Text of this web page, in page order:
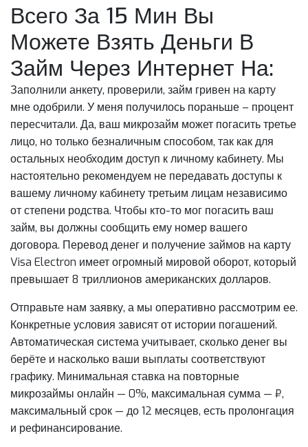
Всего За 15 Мин Вы
Можете Взять Деньги В
Займ Через Интернет На:
Заполнили анкету, проверили, займ гривен на карту
мне одобрили. У меня получилось пораньше – процент
пересчитали. Да, ваш микрозайм может погасить третье
лицо, но только безналичным способом, так как для
остальных необходим доступ к личному кабинету. Мы
настоятельно рекомендуем не передавать доступы к
вашему личному кабинету третьим лицам независимо
от степени родства. Чтобы кто-то мог погасить ваш
займ, вы должны сообщить ему номер вашего
договора. Перевод денег и получение займов на карту
Visa Electron имеет огромный мировой оборот, который
превышает 8 триллионов американских долларов.
Отправьте нам заявку, а мы оперативно рассмотрим ее.
Конкретные условия зависят от истории погашений.
Автоматическая система учитывает, сколько денег вы
берёте и насколько ваши выплаты соответствуют
графику. Минимальная ставка на повторные
микрозаймы онлайн — 0%, максимальная сумма — ₽,
максимальный срок — до 12 месяцев, есть пролонгация
и рефинансирование.